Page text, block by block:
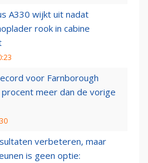
A330 wijkt uit nadat
rook in cabine
voor Farnborough
meer dan de vorige
verbeteren, maar
is geen optie: